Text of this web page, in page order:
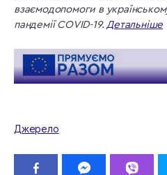
взаємодопомоги в
пандемії COVID-19.Детальніше
Джерело